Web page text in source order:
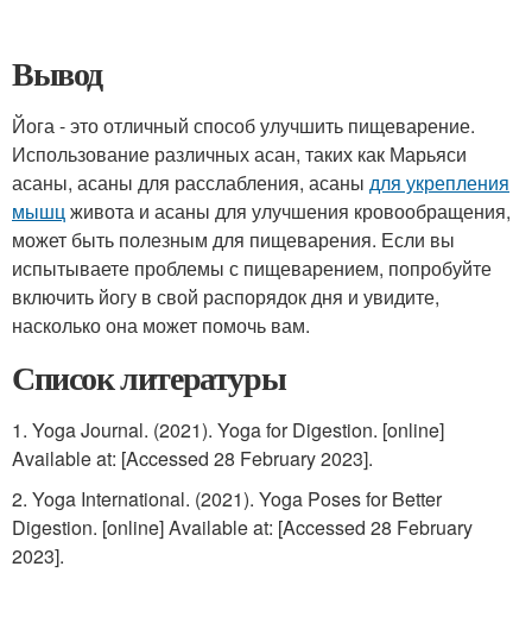
Вывод
Йога - это отличный способ улучшить пищеварение.
Использование различных асан, таких как Марьяси
асаны, асаны для расслабления, асаны для укрепления
мышцживота и асаны для улучшения кровообращения,
может быть полезным для пищеварения. Если вы
испытываете проблемы с пищеварением, попробуйте
включить йогу в свой распорядок дня и увидите,
насколько она может помочь вам.
Список литературы
1. Yoga Journal. (2021). Yoga for Digestion. [online]
Available at: [Accessed 28 February 2023].
2. Yoga International. (2021). Yoga Poses for Better
Digestion. [online] Available at: [Accessed 28 February
2023].